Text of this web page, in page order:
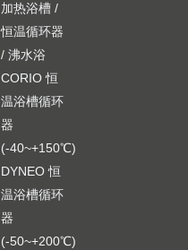
8 890 011
JULABO 转接头 8 890 011
M16 x 1 内螺纹转 tube 1/4”
M16 x 1 内螺纹转 tube 1/4” 外螺纹
适配器 2 个
加热浴槽 /
恒温循环器
/ 沸水浴
CORIO 恒
温浴槽循环
器
(-40~+150℃)
DYNEO 恒
温浴槽循环
器
(-50~+200℃)